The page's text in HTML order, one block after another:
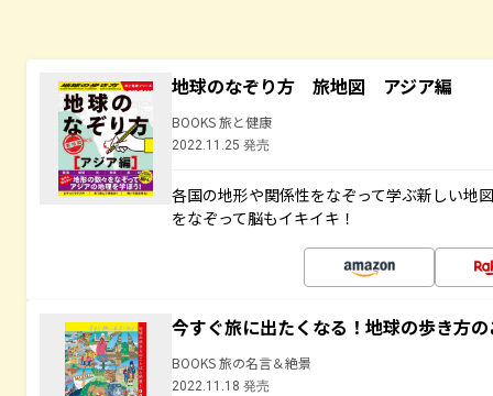
地球のなぞり方 旅地図 アジア編
BOOKS 旅と健康
2022.11.25 発売
各国の地形や関係性をなぞって学ぶ新しい地
をなぞって脳もイキイキ！
今すぐ旅に出たくなる！地球の歩き方
BOOKS 旅の名言＆絶景
2022.11.18 発売